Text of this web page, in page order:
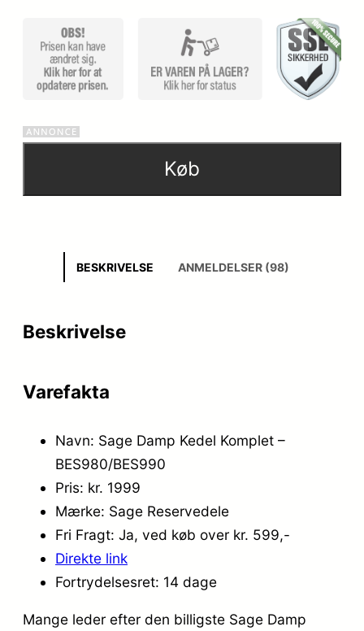
kundebedø
mmelser
Køb
BESKRIVELSE ANMELDELSER (98)
Beskrivelse
Varefakta
Navn: Sage Damp Kedel Komplet –
BES980/BES990
Pris: kr. 1999
Mærke: Sage Reservedele
Fri Fragt: Ja, ved køb over kr. 599,-
Direkte link
Fortrydelsesret: 14 dage
Mange leder efter den billigste Sage Damp